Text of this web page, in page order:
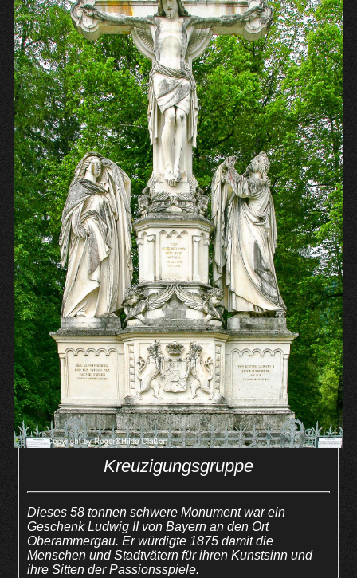
Kreuzigungsgruppe
Dieses 58 tonnen schwere Monument war ein
Geschenk Ludwig II von Bayern an den Ort
Oberammergau. Er würdigte 1875 damit die
Menschen und Stadtvätern für ihren Kunstsinn und
ihre Sitten der Passionsspiele.